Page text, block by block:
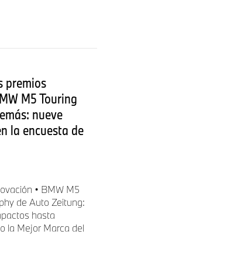
premios
M5 Touring
nueve
la encuesta de
• BMW M5
de Auto Zeitung:
hasta
la Mejor Marca del